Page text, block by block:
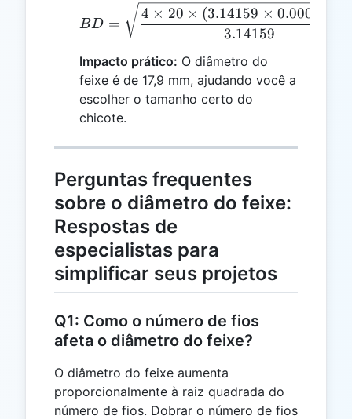
BD = \sqrt{\frac{4
BD =
3.14159
4 × 20 × (3.14159 × 0.000161/4
Impacto prático: O diâmetro do
feixe é de 17,9 mm, ajudando você a
escolher o tamanho certo do
chicote.
Perguntas frequentes
sobre o diâmetro do feixe:
Respostas de
especialistas para
simplificar seus projetos
Q1: Como o número de fios
afeta o diâmetro do feixe?
O diâmetro do feixe aumenta
proporcionalmente à raiz quadrada do
número de fios. Dobrar o número de fios